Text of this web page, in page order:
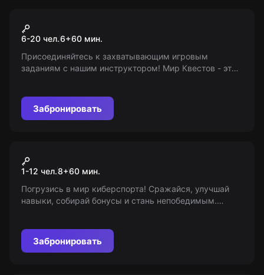
Лазертаг
6-20 чел.6+60 мин.
Присоединяйтесь к захватывающим игровым
заданиям с нашим инструктором! Мир Квестов - это
Забронировать
Шмутер
1-12 чел.8+60 мин.
Погрузись в мир киберспорта! Сражайся, улучшай
навыки, собирай бонусы и стань непобедимым.
Забронировать